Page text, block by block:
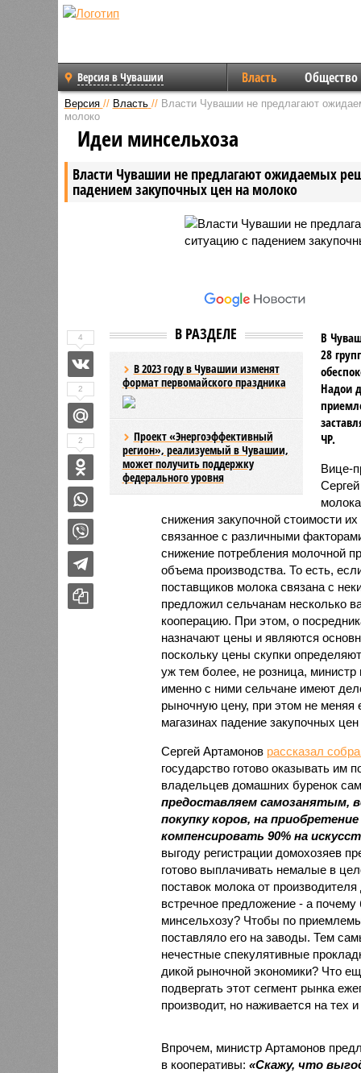
Версия в Чувашии Власть Общество
Версия // Власть // Власти Чувашии не предлагают
молоко
Власти Чувашии не предлагают ожидаемых
падением закупочных цен на молоко
Идеи минсельхоза
В РАЗДЕЛЕ
В 2023 году в Чувашии изменят
формат первомайского праздника
Проект «Энергоэффективный
регион», реализуемый в Чувашии,
может получить поддержку
федерального уровня
В
28
Надои
ЧР.
Вице-
снижения закупочной стоимости
связанное с различными
снижение потребления молочной
объема производства. То есть,
поставщиков молока связана с
предложил сельчанам несколько
кооперацию. При этом, о
назначают цены и являются
поскольку цены скупки
уж тем более, не розница,
именно с ними сельчане имеют
рыночную цену, при этом не меняя
магазинах падение закупочных
Сергей Артамонов рассказал
государство готово оказывать
владельцев домашних буренок
предоставляем самозанятым,
покупку коров, на
компенсировать 90% на
выгоду регистрации домохозяев
готово выплачивать немалые в
поставок молока от
встречное предложение - а
минсельхозу? Чтобы по
поставляло его на заводы. Тем
нечестные спекулятивные
дикой рыночной экономики? Что
подвергать этот сегмент рынка
производит, но наживается на тех
Впрочем, министр Артамонов
в кооперативы: «Скажу, что
4
2
2